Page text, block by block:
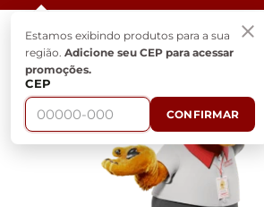
Estamos exibindo produtos para a sua
região. Adicione seu CEP para acessar
promoções.
CEP
CONFIRMAR